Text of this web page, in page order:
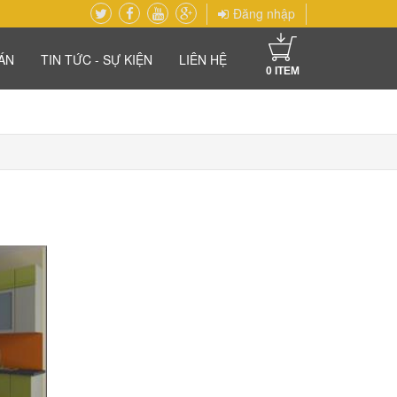
Đăng nhập
0 ITEM
TIN TỨC - SỰ KIỆN LIÊN HỆ